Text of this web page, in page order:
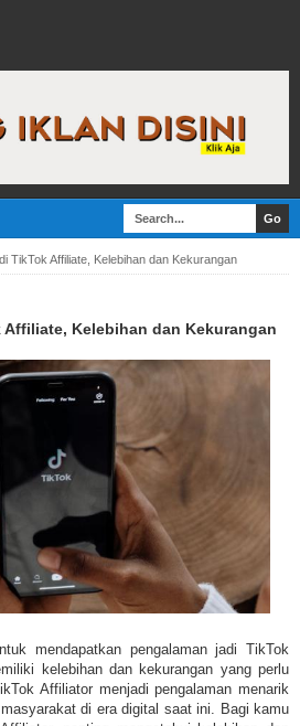
TikTok Affiliate, Kelebihan dan Kekurangan
Affiliate, Kelebihan dan Kekurangan
mendapatkan pengalaman jadi TikTok
kelebihan dan kekurangan yang perlu
Affiliator menjadi pengalaman menarik
di era digital saat ini. Bagi kamu